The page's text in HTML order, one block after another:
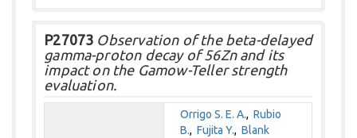
P27073 Observation of the beta-delayed
gamma-proton decay of 56Zn and its
impact on the Gamow-Teller strength
evaluation.
Orrigo S. E. A.,Rubio
B.,Fujita Y.,Blank